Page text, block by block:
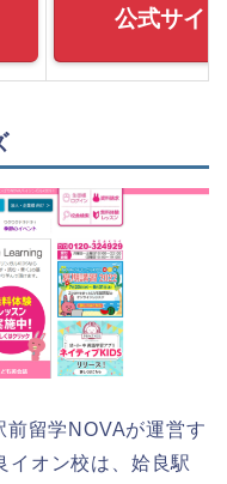
公式サイト
前留学NOVAが運営す
イオン校は、姶良駅